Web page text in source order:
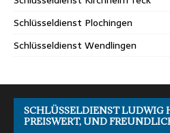
Schlüsseldienst Plochingen
Schlüsseldienst Wendlingen
SCHLÜSSELDIENST LUDWIG
PREISWERT, UND